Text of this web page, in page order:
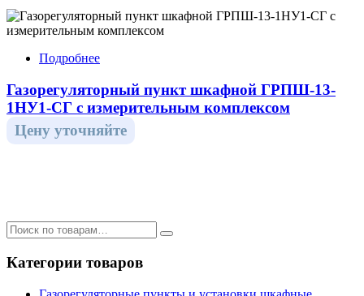
Подробнее
Газорегуляторный пункт шкафной ГРПШ-13-
1НУ1-СГ с измерительным комплексом
Цену уточняйте
Категории товаров